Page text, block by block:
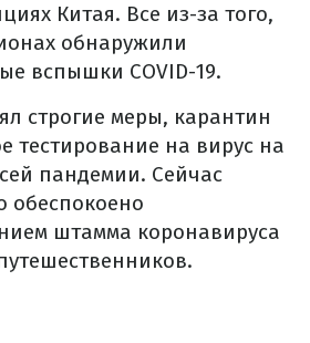
Китая. Все из-за того,
обнаружили
вспышки COVID-19.
строгие меры, карантин
тестирование на вирус на
пандемии. Сейчас
обеспокоено
штамма коронавируса